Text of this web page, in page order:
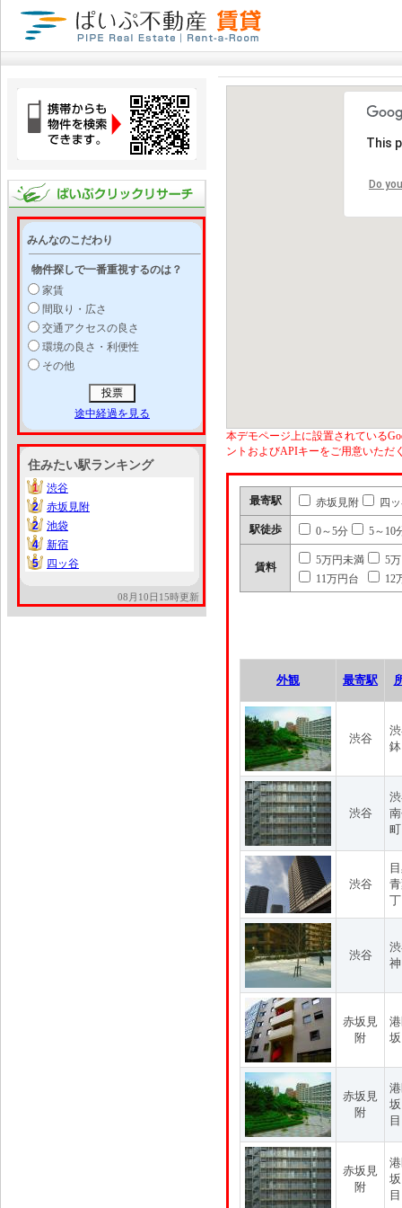
みんなのこだわり
物件探しで一番重視するのは？
家賃
間取り・広さ
交通アクセスの良さ
環境の良さ・利便性
その他
途中経過を見る
住みたい駅ランキング
1
1
渋谷
2
2
赤坂見附
2
2
池袋
4
4
新宿
5
5 四ッ谷
08月10日15時更新
This
Do
本デモページ上に設置されている
ントおよびAPIキーをご用意いただ
最寄駅 赤坂見附 四
駅徒歩 0～5分 5～10
賃料
5万円未満
5
11万円台
12
外観 最寄駅
渋谷
渋谷
渋谷
渋谷
赤坂見
附
赤坂見
附
目
赤坂見
附
目